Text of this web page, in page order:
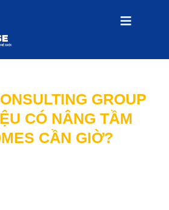
GROUP
CÓ NÂNG TẦM
CẦN GIỜ?